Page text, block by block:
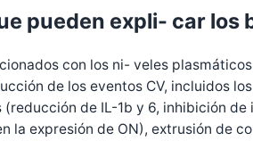
pueden expli- car los
con los ni- veles
de los eventos CV, incluidos
de IL-1b y 6, inhibición
la expresión de ON), extrusión